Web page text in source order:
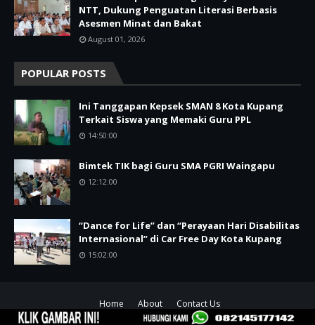
NTT, Dukung Penguatan Literasi Berbasis
Asesmen Minat dan Bakat
August 01, 2026
POPULAR POSTS
Ini Tanggapan Kepsek SMAN 8 Kota Kupang
Terkait Siswa yang Memaki Guru PPL
14:50:00
Bimtek TIK bagi Guru SMA PGRI Waingapu
12:12:00
“Dance for Life” dan “Perayaan Hari Disabilitas
Internasional” di Car Free Day Kota Kupang
15:02:00
Home About
Contact Us